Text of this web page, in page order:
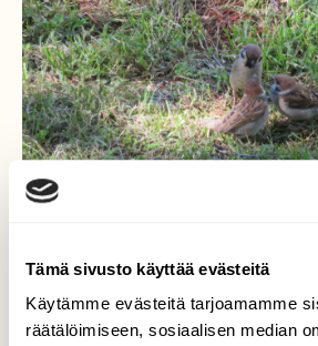
Tämä sivusto käyttää evästeitä
Käytämme evästeitä tarjoamamme
räätälöimiseen, sosiaalisen median